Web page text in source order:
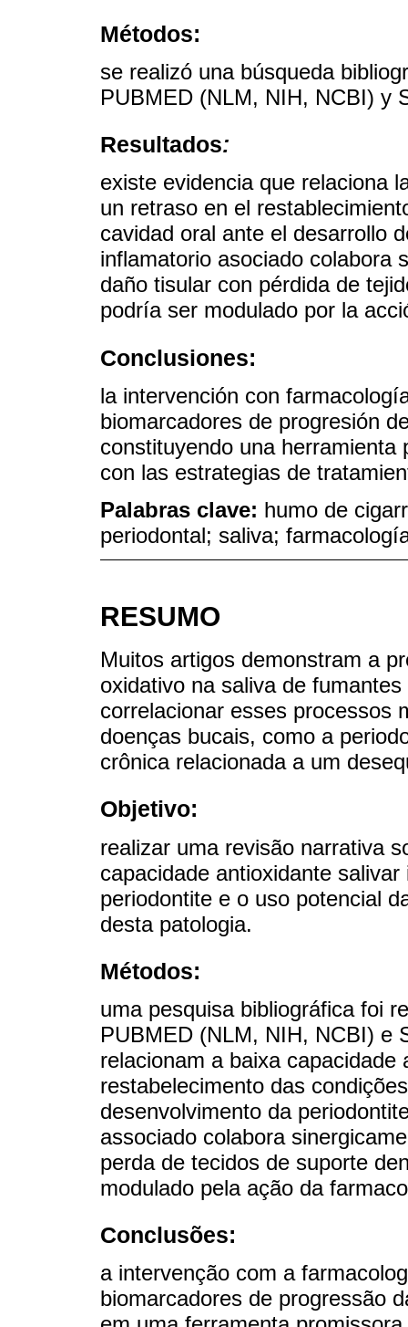
Métodos:
se realizó una búsqueda
PUBMED (NLM, NIH, NCBI) y
Resultados:
existe evidencia que relaciona
un retraso en el
cavidad oral ante el desarrollo
inflamatorio asociado colabora
daño tisular con pérdida de
podría ser modulado por la
Conclusiones:
la intervención con
biomarcadores de progresión
constituyendo una
con las estrategias de
Palabras clave: humo de
periodontal; saliva;
RESUMO
Muitos artigos demonstram a
oxidativo na saliva de
correlacionar esses processos
doenças bucais, como a
crônica relacionada a um
Objetivo:
realizar uma revisão narrativa
capacidade antioxidante
periodontite e o uso potencial
desta patologia.
Métodos:
uma pesquisa bibliográfica foi
PUBMED (NLM, NIH, NCBI) e
relacionam a baixa
restabelecimento das
desenvolvimento da
associado colabora
perda de tecidos de suporte
modulado pela ação da
Conclusões:
a intervenção com a
biomarcadores de progressão